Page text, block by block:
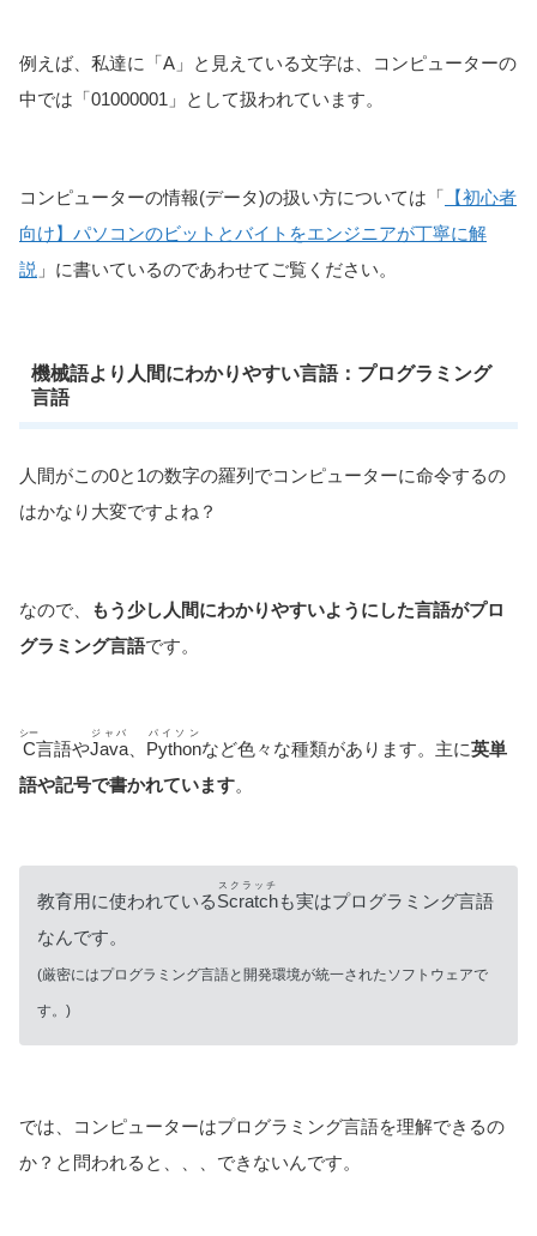
例えば、私達に「A」と見えている文字は、コンピューターの
中では「01000001」として扱われています。
コンピューターの情報(データ)の扱い方については「 【初心者
向け】パソコンのビットとバイトをエンジニアが丁寧に解
説 」に書いているのであわせてご覧ください。
機械語より人間にわかりやすい言語：プログラミング
言語
人間がこの0と1の数字の羅列でコンピューターに命令するの
はかなり大変ですよね？
なので、
もう少し人間にわかりやすいようにした言語がプロ
グラミング言語です。
C
シー
言語やJava
ジャバ
Python
パイソン
など色々な種類があります。主に英単
語や記号で書かれています。
教育用に使われているScratch
スクラッチ
も実はプログラミング言語
なんです。
(厳密にはプログラミング言語と開発環境が統一されたソフトウェアで
す。)
では、コンピューターはプログラミング言語を理解できるの
か？と問われると、、、できないんです。